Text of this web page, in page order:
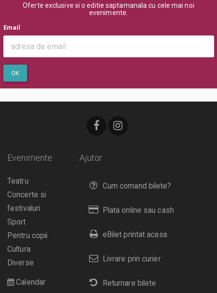
Oferte exclusive si o editie saptamanala cu cele mai noi
evenimente.
Email
OK
Ajutor
Cum comand bilete?
Plata online sau cash
eBilet printat acasa
Livrare prin curier
Returnare bilete
Evenimente
Teatru
Concerte si
festivaluri
Sport
Pentru copii
Cultura
Diverse
Calendar